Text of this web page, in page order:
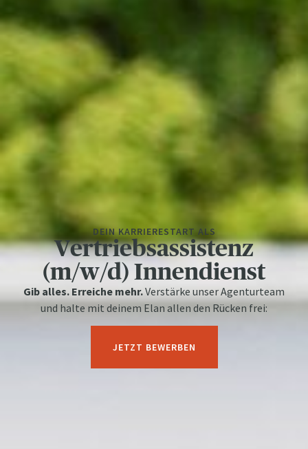
DEIN KARRIERESTART ALS
Vertriebsassistenz
(m/w/d) Innendienst
Gib alles. Erreiche mehr.Verstärke unser Agenturteam
und halte mit deinem Elan allen den Rücken frei:
JETZT BEWERBEN